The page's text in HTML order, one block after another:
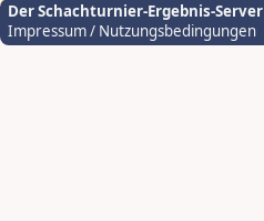
Der Schachturnier-Ergebnis-Server
Impressum / Nutzungsbedingungen